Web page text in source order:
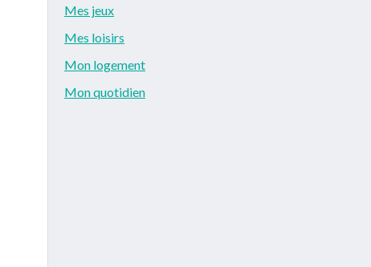
Mes jeux
Mes loisirs
Mon logement
Mon quotidien